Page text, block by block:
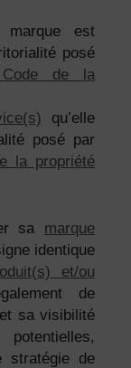
est
posé
de la
qu’elle
posé par
la propriété
sa marque
identique
et/ou
de
sa visibilité
stratégie de